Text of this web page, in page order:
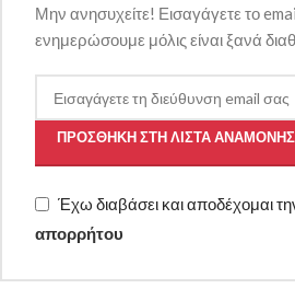
Μην ανησυχείτε! Εισαγάγετε το
ενημερώσουμε μόλις είναι ξανά
ΠΡΟΣΘΉΚΗ ΣΤΗ ΛΊΣΤΑ ΑΝΑΜΟΝΉΣ
Έχω διαβάσει και αποδέχομαι
απορρήτου